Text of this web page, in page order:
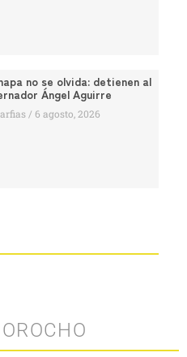
no se olvida: detienen al
Ángel Aguirre
6 agosto, 2026